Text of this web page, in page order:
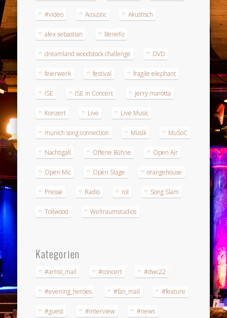
#video Acoustic Akustisch
alex sebastian Benefiz
dreamland woodstock challenge DVD
feierwerk festival fragile elephant
ISE ISE in Concert jerry marotta
Konzert Live Live Music
munich song connection Musik MuSoC
Nachtigall Offene Bühne Open Air
Open Mic Open Stage orangehouse
Presse Radio rol Song Slam
Tollwood Weltraumstudios
Kategorien
#artist_mail #concert #dwc22
#evening_heroes #fan_mail #feature
#guest #interview #news